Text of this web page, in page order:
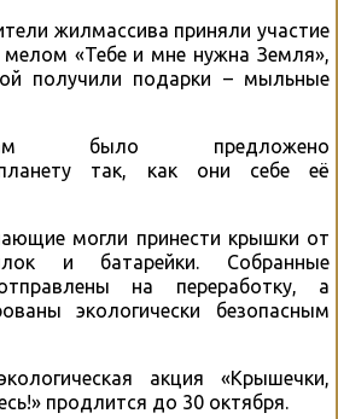
жилмассива приняли участие
мелом «Тебе и мне нужна Земля»,
получили подарки – мыльные
было предложено
так, как они себе её
могли принести крышки от
и батарейки. Собранные
на переработку, а
экологически безопасным
акция «Крышечки,
продлится до 30 октября.